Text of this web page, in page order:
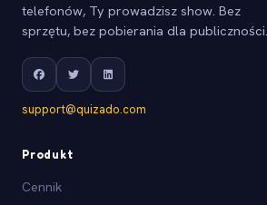
telefonów, Ty prowadzisz show. Bez
sprzętu, bez pobierania dla publiczności.
support@quizado.com
Produkt
Cennik